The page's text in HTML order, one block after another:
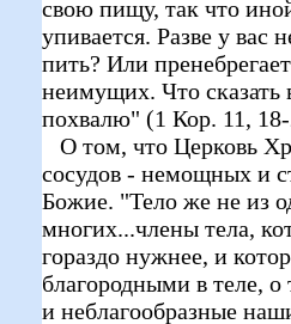
свою пищу, так что
упивается. Разве у вас
пить? Или
неимущих. Что сказать
похвалю" (1 Кор. 11,
О том, что Церковь
сосудов - немощных и
Божие. "Тело же не из
многих...члены тела,
гораздо нужнее, и
благородными в теле, о
и неблагообразные